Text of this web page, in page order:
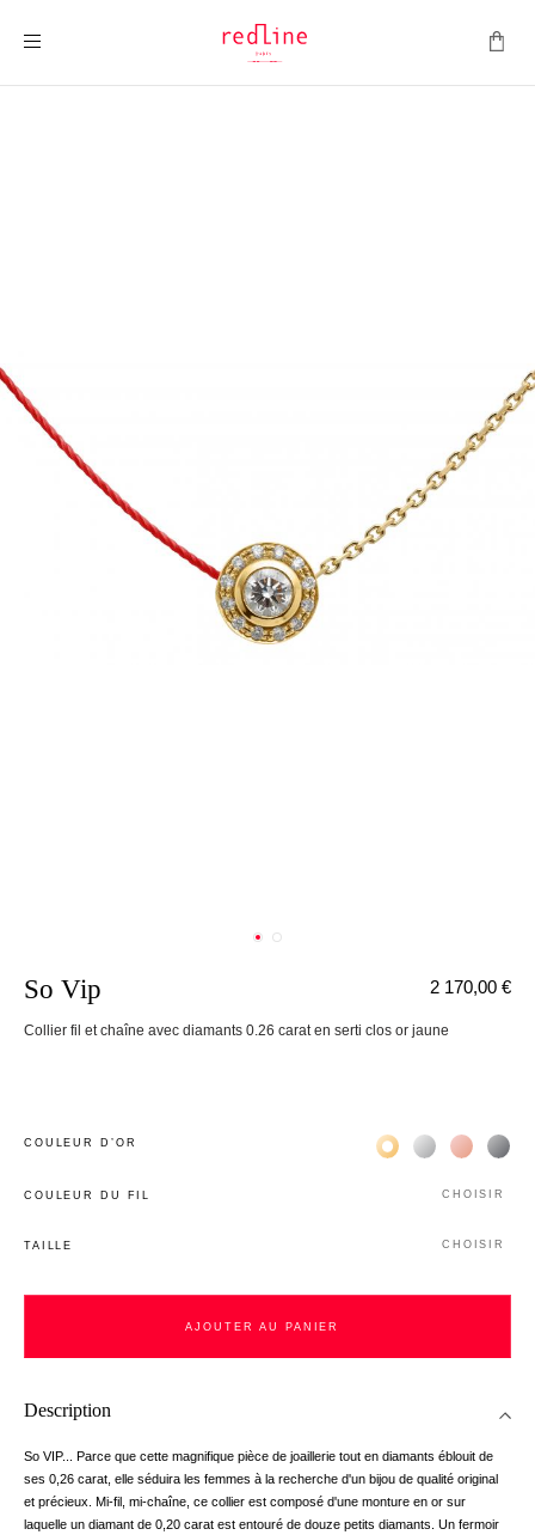
So Vip
Collier fil et chaîne avec diamants 0.26 carat en serti clos or jaune
2 170,00 €
COULEUR D’OR Жёлтое золото 18К
Белое золото
Розовое
COULEUR DU FIL CHOISIR
TAILLE CHOISIR
AJOUTER AU PANIER
Description
So VIP... Parce que cette magnifique pièce de joaillerie tout en diamants éblouit de
ses 0,26 carat, elle séduira les femmes à la recherche d'un bijou de qualité original
et précieux. Mi-fil, mi-chaîne, ce collier est composé d'une monture en or sur
laquelle un diamant de 0,20 carat est entouré de douze petits diamants. Un fermoir